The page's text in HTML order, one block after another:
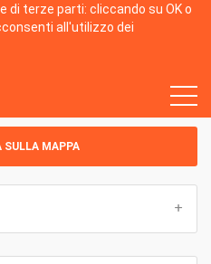
di terze parti: cliccando su OK o
all'utilizzo dei
dal 03/08/2026 al 10/08/2026
MAPPA